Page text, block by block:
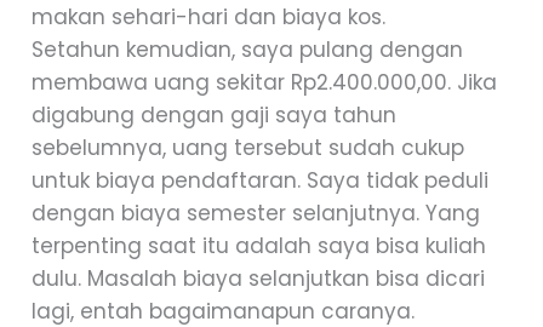
makan sehari-hari dan biaya kos.
Setahun kemudian, saya pulang dengan
membawa uang sekitar Rp2.400.000,00. Jika
digabung dengan gaji saya tahun
sebelumnya, uang tersebut sudah cukup
untuk biaya pendaftaran. Saya tidak peduli
dengan biaya semester selanjutnya. Yang
terpenting saat itu adalah saya bisa kuliah
dulu. Masalah biaya selanjutkan bisa dicari
lagi, entah bagaimanapun caranya.